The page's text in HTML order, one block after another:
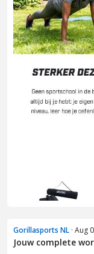
Gorillasports NL · Aug
Jouw complete